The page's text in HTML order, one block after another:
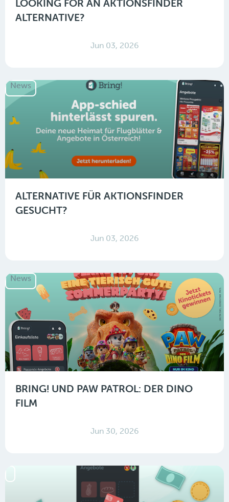
LOOKING FOR AN AKTIONSFINDER
ALTERNATIVE?
Jun 03, 2026
News
ALTERNATIVE FÜR AKTIONSFINDER
GESUCHT?
Jun 03, 2026
News
BRING! UND PAW PATROL: DER DINO
FILM
Jun 30, 2026